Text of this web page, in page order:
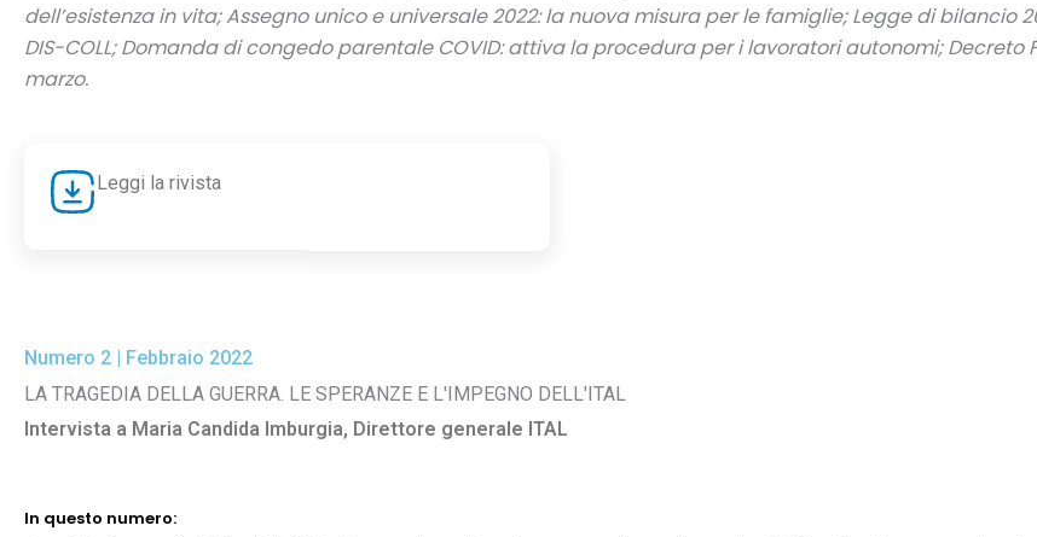
dell’esistenza in vita; Assegno unico e universale 2022: la nuova misura per le famiglie; Legge di bilancio
DIS-COLL; Domanda di congedo parentale COVID: attiva la procedura per i lavoratori autonomi; Decreto
marzo.
Leggi la rivista
Numero 2 | Febbraio 2022
LA TRAGEDIA DELLA GUERRA. LE SPERANZE E L'IMPEGNO DELL'ITAL
Intervista a Maria Candida Imburgia, Direttore generale ITAL
In questo numero: